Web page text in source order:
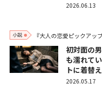
2026.06.13
小説 『大人の恋愛ピックアップ
初対面の
も濡れて
トに着替
2026.05.17